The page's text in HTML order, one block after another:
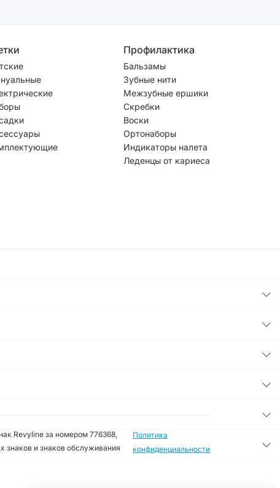
Профилактика
Бальзамы
Зубные нити
Межзубные ершики
Скребки
Воски
Ортонаборы
Индикаторы налета
Леденцы от кариеса
Revyline за номером 776368,
знаков и знаков обслуживания
Политика
конфиденциальности